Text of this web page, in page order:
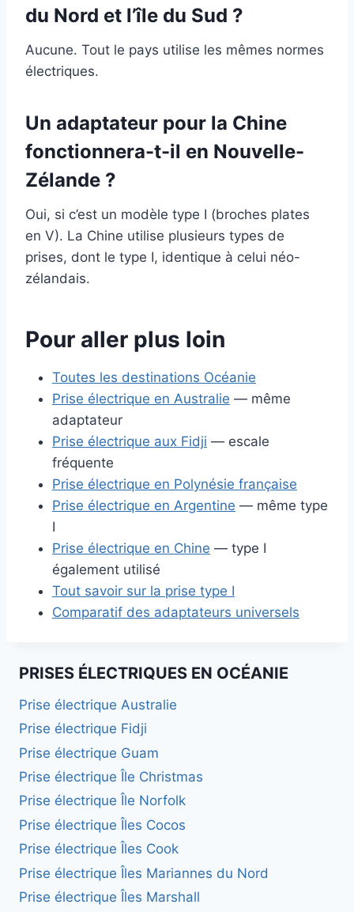
du Nord et l’île du Sud ?
Aucune. Tout le pays utilise les mêmes normes
électriques.
Un adaptateur pour la Chine
fonctionnera-t-il en Nouvelle-
Zélande ?
Oui, si c’est un modèle type I (broches plates
en V). La Chine utilise plusieurs types de
prises, dont le type I, identique à celui néo-
zélandais.
Pour aller plus loin
Toutes les destinations Océanie
Prise électrique en Australie — même
adaptateur
Prise électrique aux Fidji — escale
fréquente
Prise électrique en Polynésie française
Prise électrique en Argentine — même type
I
Prise électrique en Chine — type I
également utilisé
Tout savoir sur la prise type I
Comparatif des adaptateurs universels
PRISES ÉLECTRIQUES EN OCÉANIE
Prise électrique Australie
Prise électrique Fidji
Prise électrique Guam
Prise électrique Île Christmas
Prise électrique Île Norfolk
Prise électrique Îles Cocos
Prise électrique Îles Cook
Prise électrique Îles Mariannes du Nord
Prise électrique Îles Marshall